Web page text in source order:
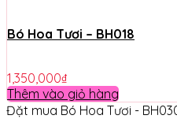
Bó Hoa Tươi – BH018
1,350,000₫
Thêm vào giỏ hàng
Đặt mua Bó Hoa Tươi -